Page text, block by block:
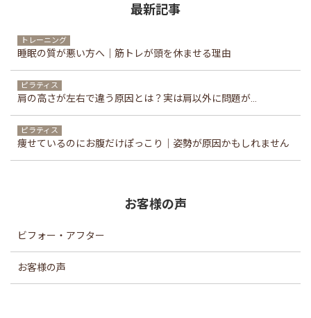
最新記事
トレーニング
睡眠の質が悪い方へ｜筋トレが頭を休ませる理由
ピラティス
肩の高さが左右で違う原因とは？実は肩以外に問題が...
ピラティス
痩せているのにお腹だけぽっこり｜姿勢が原因かもしれません
お客様の声
ビフォー・アフター
お客様の声